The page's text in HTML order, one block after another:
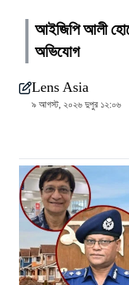
আইজিপি আলী
অভিযোগ
Lens Asia
৯ আগস্ট, ২০২৬ দুপুর ১২:০৬